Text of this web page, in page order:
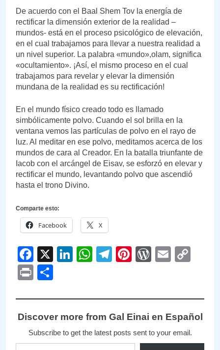
De acuerdo con el Baal Shem Tov la energía de
rectificar la dimensión exterior de la realidad –
mundos- está en el proceso psicológico de elevación,
en el cual trabajamos para llevar a nuestra realidad a
un nivel superior. La palabra «mundo»,olam, significa
«ocultamiento». ¡Así, el mismo proceso en el cual
trabajamos para revelar y elevar la dimensión
mundana de la realidad es su rectificación!
En el mundo físico creado todo es llamado
simbólicamente polvo. Cuando el sol brilla en la
ventana vemos las partículas de polvo en el rayo de
luz. Al meditar en ese polvo, meditamos acerca de los
mundos de cara al Creador. En la batalla triunfante de
Iacob con el arcángel de Eisav, se esforzó en elevar y
rectificar el mundo, levantando polvo que ascendió
hasta el trono Divino.
Comparte esto:
Facebook X
Facebook
X LinkedIn
WhatsApp
Telegram
Pinterest
Email
Print
Discover more from Gal Einai en Español
Subscribe to get the latest posts sent to your email.
Type your email…